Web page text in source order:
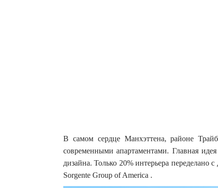
В самом сердце Манхэттена, районе
современными апартаментами. Главная
дизайна. Только 20% интерьера переделано
Sorgente Group of America .